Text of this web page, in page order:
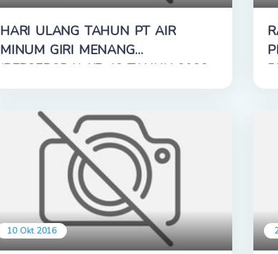
HARI ULANG TAHUN PT AIR
MINUM GIRI MENANG
(PERSERODA) KE-42 TAHUN 2022
10 Okt 2016